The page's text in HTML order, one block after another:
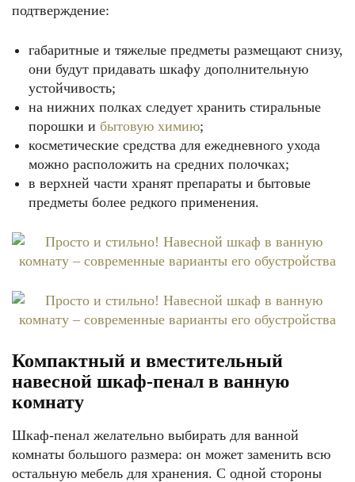
подтверждение:
габаритные и тяжелые предметы размещают снизу,
они будут придавать шкафу дополнительную
устойчивость;
на нижних полках следует хранить стиральные
порошки и бытовую химию;
косметические средства для ежедневного ухода
можно расположить на средних полочках;
в верхней части хранят препараты и бытовые
предметы более редкого применения.
Компактный и вместительный
навесной шкаф-пенал в ванную
комнату
Шкаф-пенал желательно выбирать для ванной
комнаты большого размера: он может заменить всю
остальную мебель для хранения. С одной стороны